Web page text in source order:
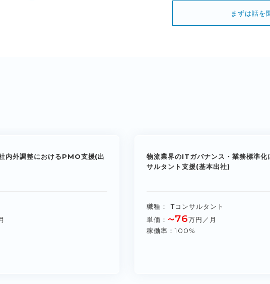
まずは話を
内外調整におけるPMO支援(出
物流業界のITガバナンス・業務標準化
サルタント支援(基本出社)
職種
ITコンサルタント
単価
〜76万円／月
稼働率
100%